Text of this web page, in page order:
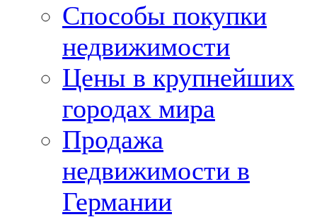
Способы покупки
недвижимости
Цены в крупнейших
городах мира
Продажа
недвижимости в
Германии